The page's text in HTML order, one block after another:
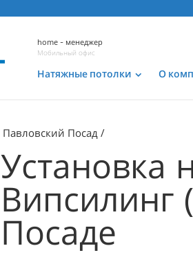
home - менеджер
Мобильный офис
Натяжные потолки О
Павловский Посад
Установка
Випсилинг
Посаде